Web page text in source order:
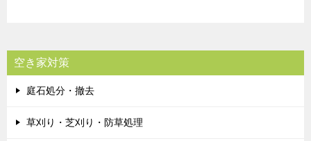
空き家対策
庭石処分・撤去
草刈り・芝刈り・防草処理